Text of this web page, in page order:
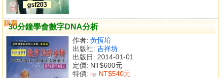
gsf203
30分鐘學會數字DNA分析
作者: 黃恆堉
出版社: 吉祥坊
出版日: 2014-01-01
定價: NT$600元
特價: 9折 NT$540元
購買
比較